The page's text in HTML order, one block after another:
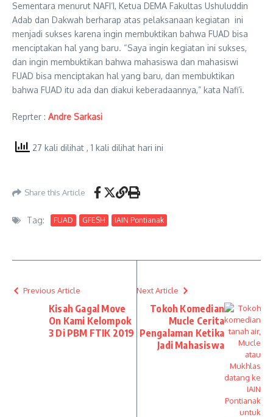
Sementara menurut NAFI’I, Ketua DEMA Fakultas Ushuluddin
Adab dan Dakwah berharap atas pelaksanaan kegiatan ini
menjadi sukses karena ingin membuktikan bahwa FUAD bisa
menciptakan hal yang baru. “Saya ingin kegiatan ini sukses,
dan ingin membuktikan bahwa mahasiswa dan mahasiswi
FUAD bisa menciptakan hal yang baru, dan membuktikan
bahwa FUAD itu ada dan diakui keberadaannya,” kata Nafi’i.
Reprter : Andre Sarkasi
27 kali dilihat , 1 kali dilihat hari ini
Share this Article
Tag: FUAD GFESH IAIN Pontianak
Previous Article
Kisah Gagal Move
On Kami Kelompok
3 Di PBM FTIK 2019
Next Article
Tokoh Komedian
Mucle Cerita
Pengalaman Ketika
Jadi Mahasiswa